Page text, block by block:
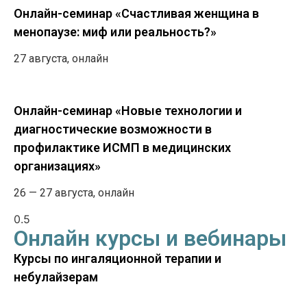
Онлайн-семинар «Счастливая женщина в
менопаузе: миф или реальность?»
27 августа, онлайн
Онлайн-семинар «Новые технологии и
диагностические возможности в
профилактике ИСМП в медицинских
организациях»
26 — 27 августа, онлайн
Онлайн курсы и вебинары
Курсы по ингаляционной терапии и
небулайзерам